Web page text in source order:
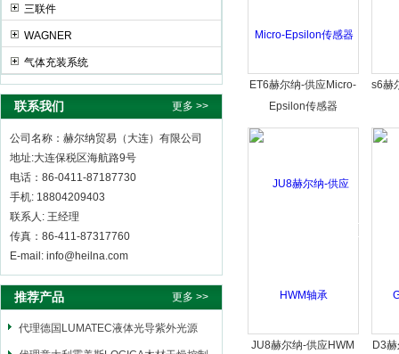
三联件
WAGNER
气体充装系统
联系我们 更多 >>
公司名称：赫尔纳贸易（大连）有限公司
地址:大连保税区海航路9号
电话：86-0411-87187730
手机: 18804209403
联系人: 王经理
传真：86-411-87317760
E-mail: info@heilna.com
推荐产品 更多 >>
代理德国LUMATEC液体光导紫外光源
ET6赫尔纳-供应Micro-
Epsilon传感器
s6赫
JU8赫尔纳-供应HWM
D3